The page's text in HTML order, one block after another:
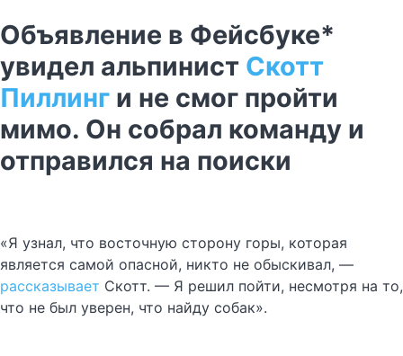
Объявление в Фейсбуке*
увидел альпинист Скотт
Пиллинг и не смог пройти
мимо. Он собрал команду и
отправился на поиски
«Я узнал, что восточную сторону горы, которая
является самой опасной, никто не обыскивал, —
рассказывает Скотт. — Я решил пойти, несмотря на то,
что не был уверен, что найду собак».